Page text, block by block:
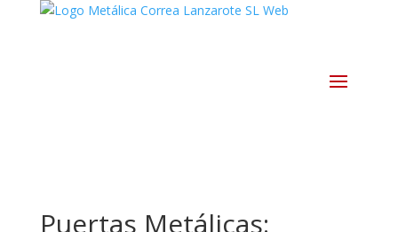
Puertas Metálicas: